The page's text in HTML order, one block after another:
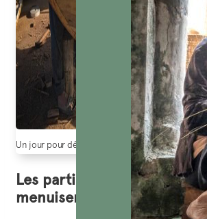
Un jour pour découvrir le village de kim bong,
Les particularités du village
menuiserie de Kim Bong,